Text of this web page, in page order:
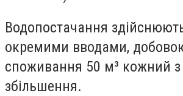
Водопостачання
окремими вводами,
споживання 50 м³ кожний
збільшення.